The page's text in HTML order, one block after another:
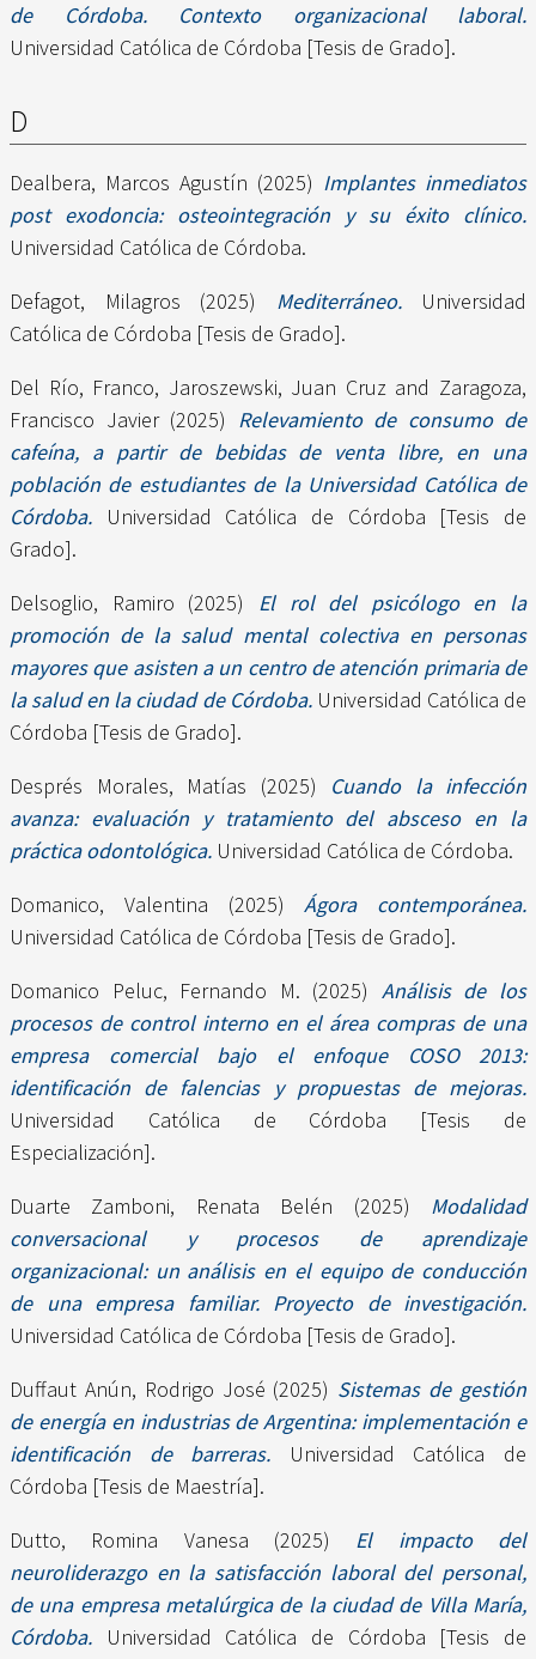
de Córdoba. Contexto organizacional laboral.
Universidad Católica de Córdoba [Tesis de Grado].
D
Dealbera, Marcos Agustín (2025) Implantes inmediatos
post exodoncia: osteointegración y su éxito clínico.
Universidad Católica de Córdoba.
Defagot, Milagros (2025) Mediterráneo.Universidad
Católica de Córdoba [Tesis de Grado].
Del Río, Franco, Jaroszewski, Juan Cruzand Zaragoza,
Francisco Javier(2025) Relevamiento de consumo de
cafeína, a partir de bebidas de venta libre, en una
población de estudiantes de la Universidad Católica de
Córdoba. Universidad Católica de Córdoba [Tesis de
Grado].
Delsoglio, Ramiro (2025) El rol del psicólogo en la
promoción de la salud mental colectiva en personas
mayores que asisten a un centro de atención primaria de
la salud en la ciudad de Córdoba.Universidad Católica de
Córdoba [Tesis de Grado].
Després Morales, Matías (2025) Cuando la infección
avanza: evaluación y tratamiento del absceso en la
práctica odontológica. Universidad Católica de Córdoba.
Domanico, Valentina (2025)Ágora contemporánea.
Universidad Católica de Córdoba [Tesis de Grado].
Domanico Peluc, Fernando M. (2025) Análisis de los
procesos de control interno en el área compras de una
empresa comercial bajo el enfoque COSO 2013:
identificación de falencias y propuestas de mejoras.
Universidad Católica de Córdoba [Tesis de
Especialización].
Duarte Zamboni, Renata Belén (2025) Modalidad
conversacional y procesos de aprendizaje
organizacional: un análisis en el equipo de conducción
de una empresa familiar. Proyecto de investigación.
Universidad Católica de Córdoba [Tesis de Grado].
Duffaut Anún, Rodrigo José (2025) Sistemas de gestión
de energía en industrias de Argentina: implementación e
identificación de barreras. Universidad Católica de
Córdoba [Tesis de Maestría].
Dutto, Romina Vanesa (2025) El impacto del
neuroliderazgo en la satisfacción laboral del personal,
de una empresa metalúrgica de la ciudad de Villa María,
Córdoba. Universidad Católica de Córdoba [Tesis de